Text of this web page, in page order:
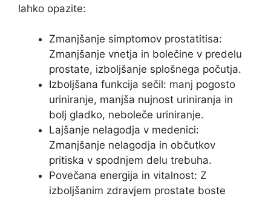
lahko opazite:
Zmanjšanje simptomov prostatitisa:
Zmanjšanje vnetja in bolečine v predelu
prostate, izboljšanje splošnega počutja.
Izboljšana funkcija sečil: manj pogosto
uriniranje, manjša nujnost uriniranja in
bolj gladko, neboleče uriniranje.
Lajšanje nelagodja v medenici:
Zmanjšanje nelagodja in občutkov
pritiska v spodnjem delu trebuha.
Povečana energija in vitalnost: Z
izboljšanim zdravjem prostate boste